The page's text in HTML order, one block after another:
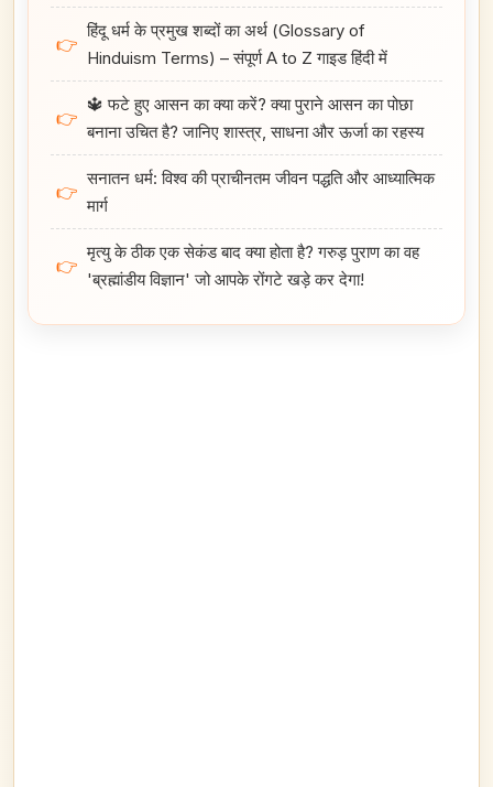
👉
हिंदू धर्म के प्रमुख शब्दों का अर्थ (Glossary of
Hinduism Terms) – संपूर्ण A to Z गाइड हिंदी में
👉
🔱 फटे हुए आसन का क्या करें? क्या पुराने आसन का पोछा
बनाना उचित है? जानिए शास्त्र, साधना और ऊर्जा का रहस्य
👉
सनातन धर्म: विश्व की प्राचीनतम जीवन पद्धति और आध्यात्मिक
मार्ग
👉
मृत्यु के ठीक एक सेकंड बाद क्या होता है? गरुड़ पुराण का वह
'ब्रह्मांडीय विज्ञान' जो आपके रोंगटे खड़े कर देगा!